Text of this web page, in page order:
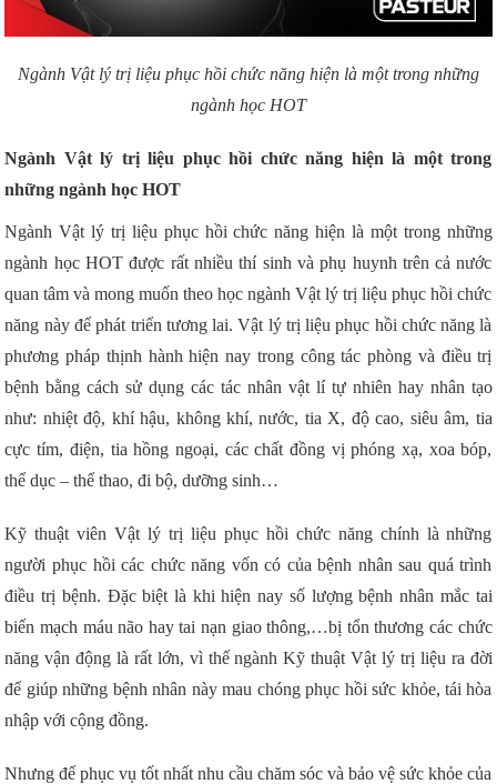
Ngành Vật lý trị liệu phục hồi chức năng hiện là một trong những
ngành học HOT
Ngành Vật lý trị liệu phục hồi chức năng hiện là một trong
những ngành học HOT
Ngành Vật lý trị liệu phục hồi chức năng hiện là một trong những
ngành học HOT được rất nhiều thí sinh và phụ huynh trên cả nước
quan tâm và mong muốn theo học ngành Vật lý trị liệu phục hồi chức
năng này để phát triển tương lai. Vật lý trị liệu phục hồi chức năng là
phương pháp thịnh hành hiện nay trong công tác phòng và điều trị
bệnh bằng cách sử dụng các tác nhân vật lí tự nhiên hay nhân tạo
như: nhiệt độ, khí hậu, không khí, nước, tia X, độ cao, siêu âm, tia
cực tím, điện, tia hồng ngoại, các chất đồng vị phóng xạ, xoa bóp,
thể dục – thể thao, đi bộ, dưỡng sinh…
Kỹ thuật viên Vật lý trị liệu phục hồi chức năng chính là những
người phục hồi các chức năng vốn có của bệnh nhân sau quá trình
điều trị bệnh. Đặc biệt là khi hiện nay số lượng bệnh nhân mắc tai
biến mạch máu não hay tai nạn giao thông,…bị tổn thương các chức
năng vận động là rất lớn, vì thế ngành Kỹ thuật Vật lý trị liệu ra đời
để giúp những bệnh nhân này mau chóng phục hồi sức khỏe, tái hòa
nhập với cộng đồng.
Nhưng để phục vụ tốt nhất nhu cầu chăm sóc và bảo vệ sức khỏe của